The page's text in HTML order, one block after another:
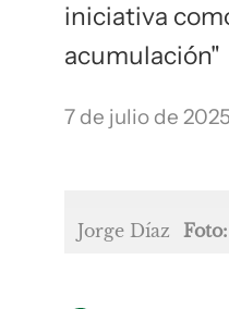
iniciativa
acumulación"
7 de julio de 2025
Jorge Díaz